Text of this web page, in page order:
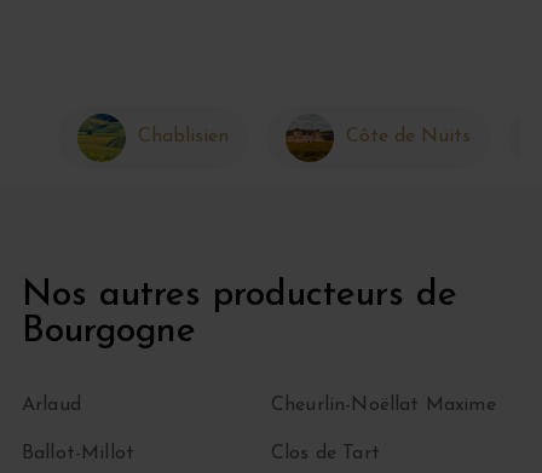
Chablisien Côte de Nuits
Nos autres producteurs de
Bourgogne
Arlaud
Ballot-Millot
Cheurlin-Noëllat Maxime
Clos de Tart